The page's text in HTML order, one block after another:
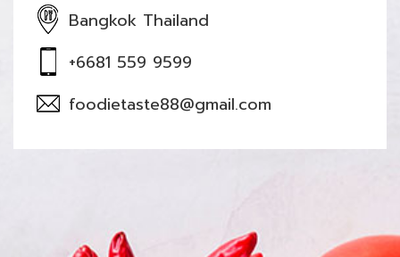
Bangkok Thailand
+6681 559 9599
foodietaste88@gmail.com